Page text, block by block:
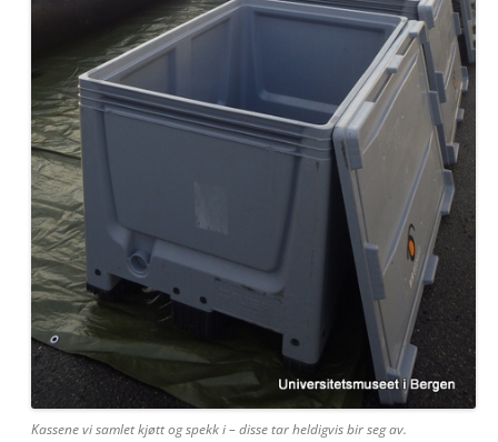
Kassene vi samlet kjøtt og spekk i – disse tar heldigvis bir seg av.